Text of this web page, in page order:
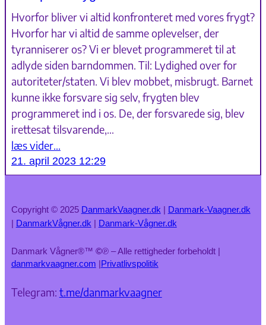
Hvorfor bliver vi altid konfronteret med vores frygt?
Hvorfor har vi altid de samme oplevelser, der
tyranniserer os? Vi er blevet programmeret til at
adlyde siden barndommen. Til: Lydighed over for
autoriteter/staten. Vi blev mobbet, misbrugt. Barnet
kunne ikke forsvare sig selv, frygten blev
programmeret ind i os. De, der forsvarede sig, blev
irettesat tilsvarende,…
læs vider…
21. april 2023 12:29
Copyright © 2025 DanmarkVaagner.dk | Danmark-Vaagner.dk
| DanmarkVågner.dk | Danmark-Vågner.dk
Danmark Vågner®™ ©℗ – Alle rettigheder forbeholdt |
danmarkvaagner.com |Privatlivspolitik
Telegram: t.me/danmarkvaagner